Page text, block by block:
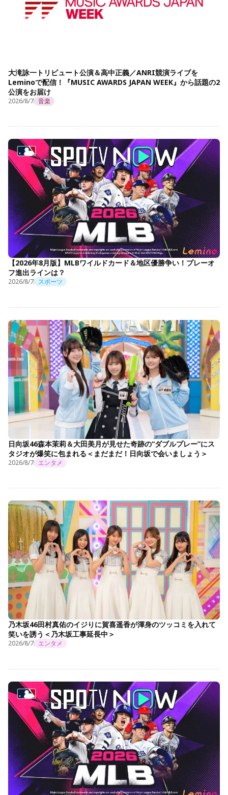
大滝詠一トリビュート公演＆高中正義／ANRI競演ライブを
Leminoで配信！『MUSIC AWARDS JAPAN WEEK』から話題の2
公演をお届け
2026/8/7 音楽
【2026年8月版】MLBワイルドカード＆地区優勝争い！プレーオ
フ進出ラインは？
2026/8/7 スポーツ
日向坂46森本茉莉＆大田美月が見せた奇跡の“ダブルプレー”にス
タジオが爆笑に包まれる＜まだまだ！日向坂で会いましょう＞
2026/8/7 エンタメ
乃木坂46田村真佑のイジりに賀喜遥香が渾身のツッコミを入れて
笑いを誘う＜乃木坂工事延長中＞
2026/8/7 エンタメ